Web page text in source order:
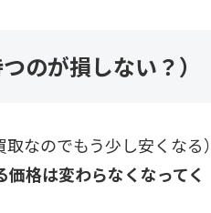
のが損しない？）
なのでもう少し安くなる）
格は変わらなくなってく